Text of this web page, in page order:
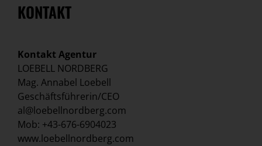
KONTAKT
Kontakt Agentur
LOEBELL NORDBERG
Mag. Annabel Loebell
Geschäftsführerin/CEO
al@loebellnordberg.com
Mob: +43-676-6904023
www.loebellnordberg.com